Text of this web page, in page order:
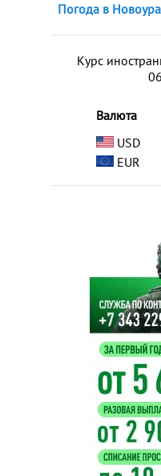
Погода в
Курс
Валюта
USD
EUR